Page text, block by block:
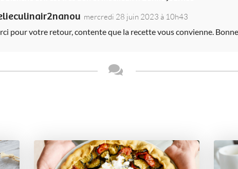
mercredi 28 juin 2023 à 10h43
pour votre retour, contente que la recette vous convienne.